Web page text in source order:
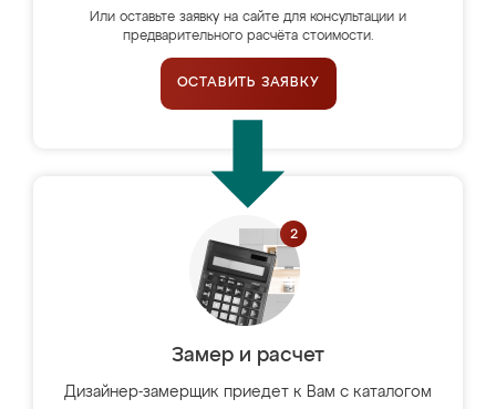
Или оставьте заявку на сайте для консультации и
предварительного расчёта стоимости.
ОСТАВИТЬ ЗАЯВКУ
Замер и расчет
Дизайнер-замерщик приедет к Вам с каталогом